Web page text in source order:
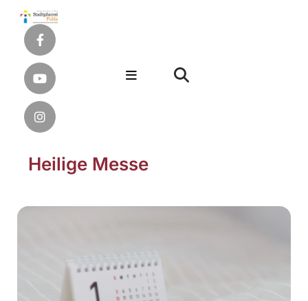
Heilige Messe